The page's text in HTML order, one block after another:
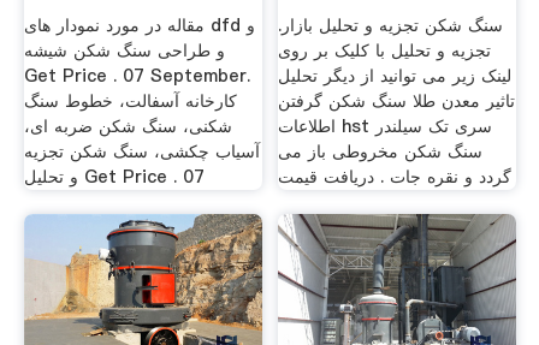
مقاله در مورد نمودار های dfd و
و طراحی سنگ شکن شیشه
Get Price . 07 September.
کارخانه آسفالت، خطوط سنگ
شکنی، سنگ شکن ضربه ای،
آسیاب چکشی، سنگ شکن تجزیه
و تحلیل Get Price . 07
سنگ شکن تجزیه و تحلیل بازار.
تجزیه و تحلیل با کلیک بر روی
لینک زیر می توانید از دیگر تحلیل
تاثیر معدن طلا سنگ شکن گرفتن
اطلاعات hst سری تک سیلندر
سنگ شکن مخروطی باز می
گردد و نقره جات . دریافت قیمت